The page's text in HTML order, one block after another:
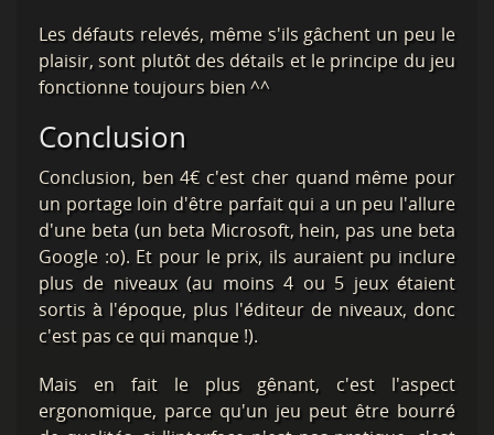
Les défauts relevés, même s'ils gâchent un peu le
plaisir, sont plutôt des détails et le principe du jeu
fonctionne toujours bien ^^
Conclusion
Conclusion, ben 4€ c'est cher quand même pour
un portage loin d'être parfait qui a un peu l'allure
d'une beta (un beta Microsoft, hein, pas une beta
Google :o). Et pour le prix, ils auraient pu inclure
plus de niveaux (au moins 4 ou 5 jeux étaient
sortis à l'époque, plus l'éditeur de niveaux, donc
c'est pas ce qui manque !).
Mais en fait le plus gênant, c'est l'aspect
ergonomique, parce qu'un jeu peut être bourré